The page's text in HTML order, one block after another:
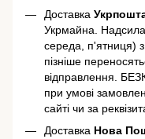
Доставка
Укрмайна.
середа, п'ятниця)
пізніше
відправлення.
при умові
сайті чи за
Доставка Нова